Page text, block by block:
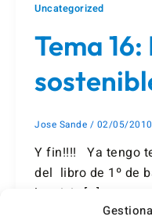
Uncategorized
Tema
Jose Sande / 02/05/2010
Y fin!!!! Ya tengo
del libro de 1º de
la crisis […]